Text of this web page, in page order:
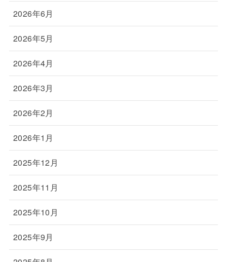
2026年6月
2026年5月
2026年4月
2026年3月
2026年2月
2026年1月
2025年12月
2025年11月
2025年10月
2025年9月